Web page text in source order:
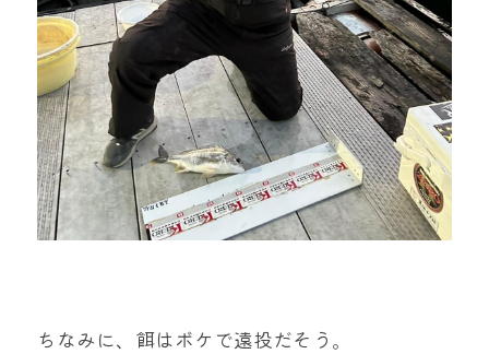
ちなみに、餌はボケで遠投だそう。